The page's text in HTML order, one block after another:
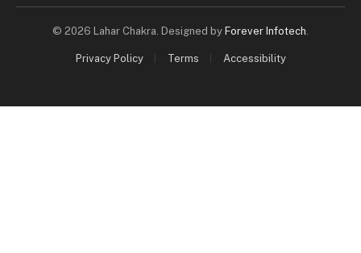
© 2026 Lahar Chakra. Designed by Forever Infotech
Privacy Policy Terms Accessibility